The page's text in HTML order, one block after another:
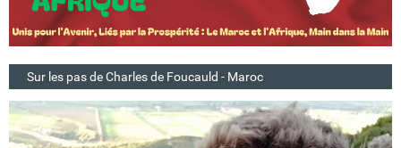
Sur les pas de Charles de Foucauld - Maroc